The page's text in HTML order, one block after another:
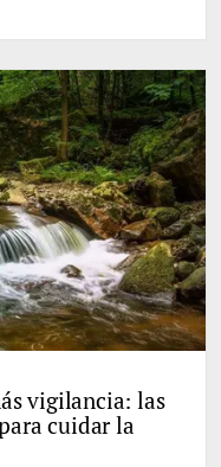
vigilancia: las
cuidar la